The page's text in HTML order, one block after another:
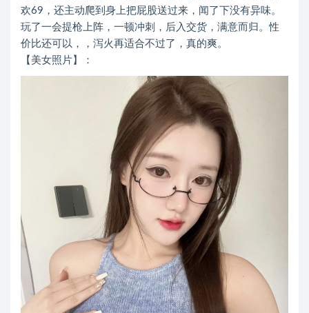
欢69，还主动爬到身上把屁股送过来，闻了下没有异味。
玩了一会提枪上阵，一顿冲刺，后入交货，满意而归。性
价比还可以，，泻火再适合不过了，真的爽。
【美女照片】：